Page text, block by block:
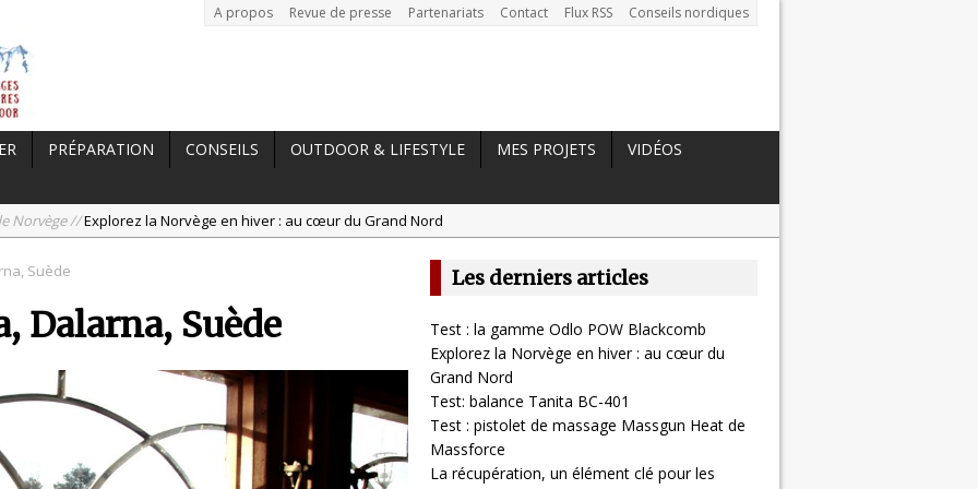
A propos Revue de presse Partenariats Contact Flux RSS Conseils nordiques
PRÉPARATION CONSEILS OUTDOOR & LIFESTYLE MES PROJETS
VIDÉOS
Norvège //Explorez la Norvège en hiver : au cœur du Grand Nord
La récupération, un élément clé pour les sportifs
//
Test : la gamme Odlo POW Blackcomb
Suède
Dalarna, Suède
Les derniers articles
Test : la gamme Odlo POW Blackcomb
Explorez la Norvège en hiver : au cœur du
Grand Nord
Test: balance Tanita BC-401
Test : pistolet de massage Massgun Heat de
Massforce
La récupération, un élément clé pour les